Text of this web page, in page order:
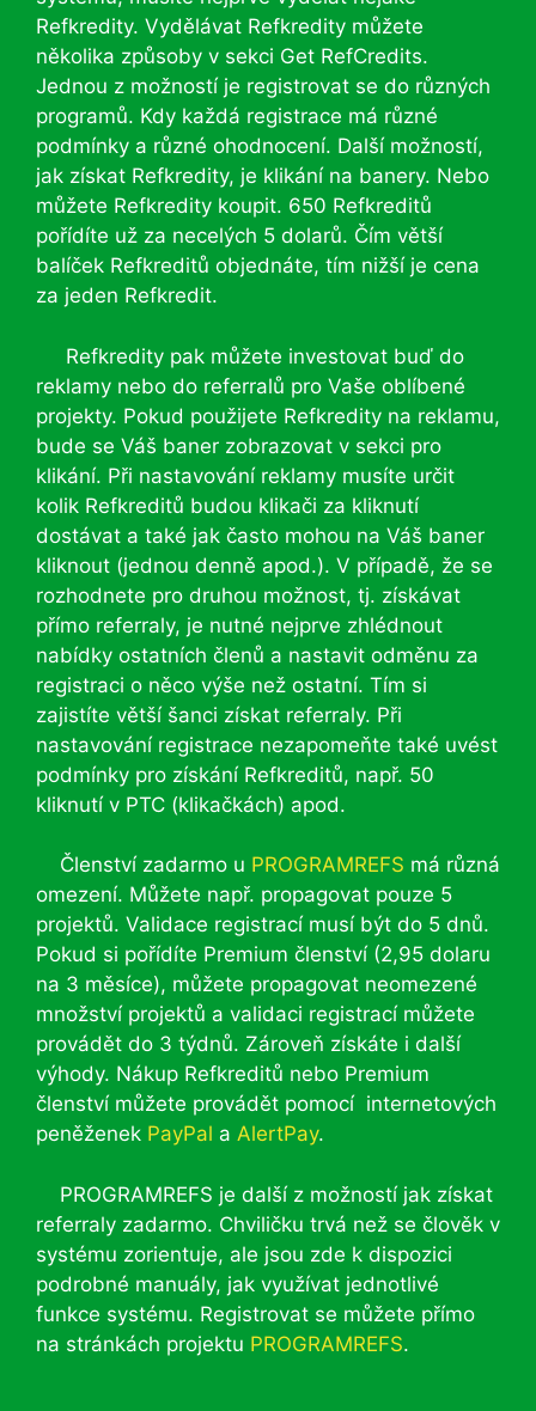
Refkredity. Vydělávat Refkredity můžete
několika způsoby v sekci Get RefCredits.
Jednou z možností je registrovat se do různých
programů. Kdy každá registrace má různé
podmínky a různé ohodnocení. Další možností,
jak získat Refkredity, je klikání na banery. Nebo
můžete Refkredity koupit. 650 Refkreditů
pořídíte už za necelých 5 dolarů. Čím větší
balíček Refkreditů objednáte, tím nižší je cena
za jeden Refkredit.
Refkredity pak můžete investovat buď do
reklamy nebo do referralů pro Vaše oblíbené
projekty. Pokud použijete Refkredity na reklamu,
bude se Váš baner zobrazovat v sekci pro
klikání. Při nastavování reklamy musíte určit
kolik Refkreditů budou klikači za kliknutí
dostávat a také jak často mohou na Váš baner
kliknout (jednou denně apod.). V případě, že se
rozhodnete pro druhou možnost, tj. získávat
přímo referraly, je nutné nejprve zhlédnout
nabídky ostatních členů a nastavit odměnu za
registraci o něco výše než ostatní. Tím si
zajistíte větší šanci získat referraly. Při
nastavování registrace nezapomeňte také uvést
podmínky pro získání Refkreditů, např. 50
kliknutí v PTC (klikačkách) apod.
Členství zadarmo u PROGRAMREFS má různá
omezení. Můžete např. propagovat pouze 5
projektů. Validace registrací musí být do 5 dnů.
Pokud si pořídíte Premium členství (2,95 dolaru
na 3 měsíce), můžete propagovat neomezené
množství projektů a validaci registrací můžete
provádět do 3 týdnů. Zároveň získáte i další
výhody. Nákup Refkreditů nebo Premium
členství můžete provádět pomocí internetových
peněženek PayPal a AlertPay.
PROGRAMREFS je další z možností jak získat
referraly zadarmo. Chviličku trvá než se člověk v
systému zorientuje, ale jsou zde k dispozici
podrobné manuály, jak využívat jednotlivé
funkce systému. Registrovat se můžete přímo
na stránkách projektu PROGRAMREFS.